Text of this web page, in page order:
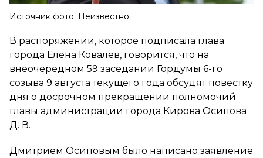
Источник фото: Неизвестно
В распоряжении, которое подписала глава
города Елена Ковалев, говорится, что на
внеочередном 59 заседании Гордумы 6-го
созыва 9 августа текущего года обсудят повестку
дня о досрочном прекращении полномочий
главы администрации города Кирова Осипова
Д. В.
Дмитрием Осиповым было написано заявление